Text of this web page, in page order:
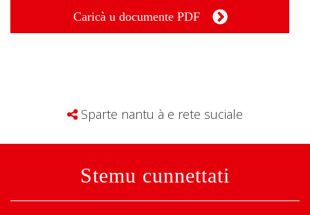
Caricà u documente PDF
Sparte nantu à e rete suciale
Stemu cunnettati